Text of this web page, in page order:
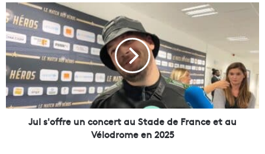
c
l
e
s
J
a
r
d
i
J
u
l
s
'
o
f
f
r
Jul s'offre un concert au Stade de France et au
Vélodrome en 2025